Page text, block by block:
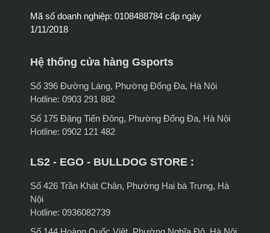
Mã số doanh nghiệp: 0108488784 cấp ngày
1/11/2018
Hệ thống cửa hàng Gsports
Số 396 Đường Láng, Phường Đống Đa, Hà Nội
Hotline: 0903 291 882
Số 175 Đặng Tiến Đông, Phường Đống Đa, Hà Nội
Hotline: 0902 121 482
LS2 - EGO - BULLDOG STORE :
Số 426 Trần Khát Chân, Phường Hai bà Trưng, Hà
Nội
Hotline: 0936082739